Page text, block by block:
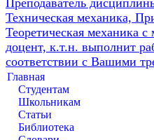
Техническая механика,
Теоретическая механика
доцент, к.т.н. выполнит
соответствии с Вашими
Главная
Студентам
Школьникам
Статьи
Библиотека